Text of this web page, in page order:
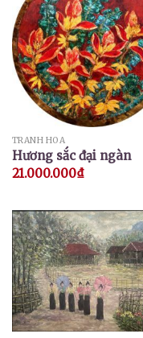
TRANH HOA
Hương sắc đại ngàn
21.000.000₫